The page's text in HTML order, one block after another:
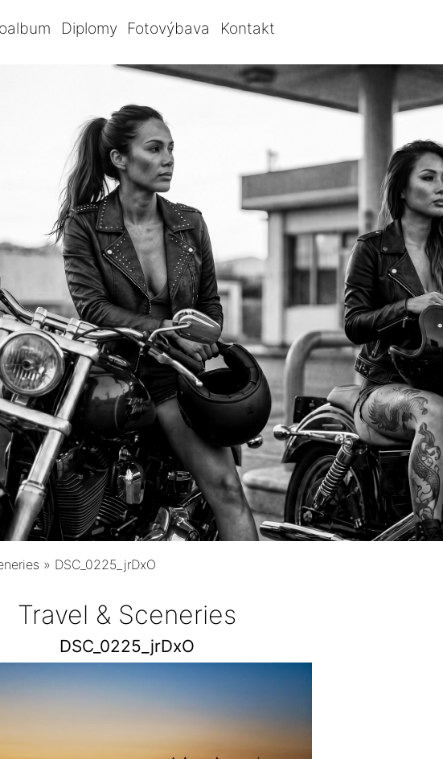
Diplomy Fotovýbava Kontakt
» DSC_0225_jrDxO
Travel & Sceneries
DSC_0225_jrDxO